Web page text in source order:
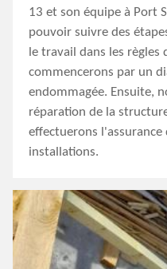
13 et son équipe à Port
pouvoir suivre des
le travail dans les
commencerons par un
endommagée. Ensuite,
réparation de la
effectuerons l'assurance
installations.